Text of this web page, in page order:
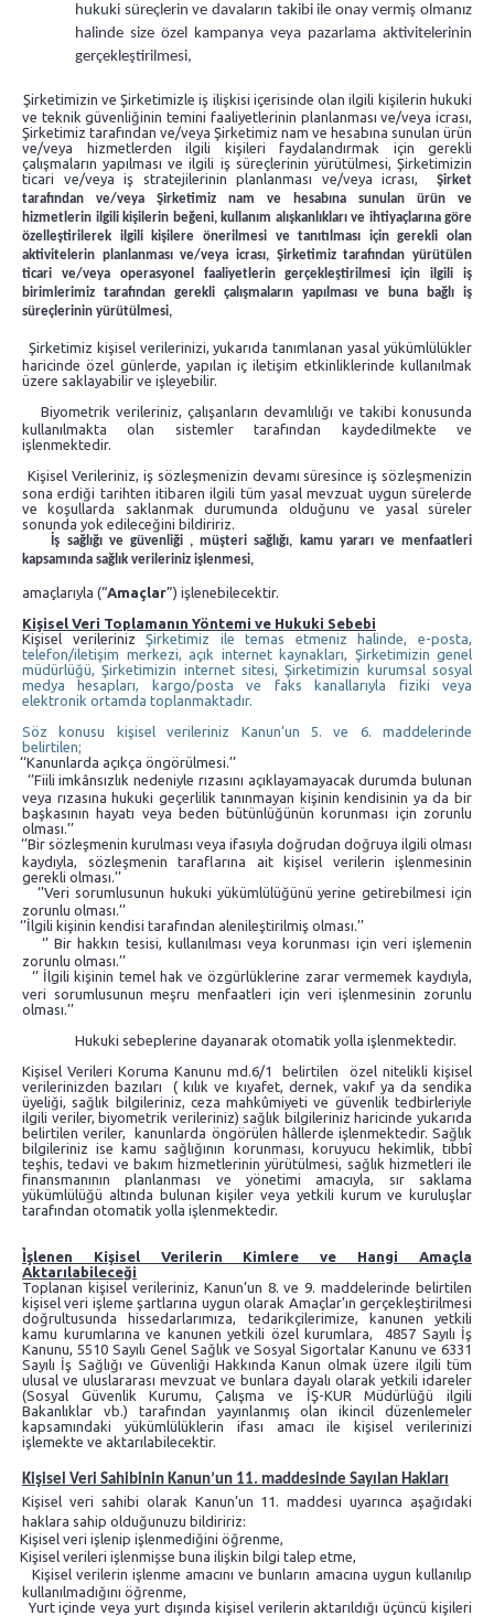
hukuki süreçlerin ve davaların takibi ile onay vermiş olmanız
halinde size özel kampanya veya pazarlama aktivitelerinin
gerçekleştirilmesi,
Şirketimizin ve Şirketimizle iş ilişkisi içerisinde olan ilgili kişilerin hukuki
ve teknik güvenliğinin temini faaliyetlerinin planlanması ve/veya icrası,
Şirketimiz tarafından ve/veya Şirketimiz nam ve hesabına sunulan ürün
ve/veya hizmetlerden ilgili kişileri faydalandırmak için gerekli
çalışmaların yapılması ve ilgili iş süreçlerinin yürütülmesi, Şirketimizin
ticari ve/veya iş stratejilerinin planlanması ve/veya icrası, Şirket
tarafından ve/veya Şirketimiz nam ve hesabına sunulan ürün ve
hizmetlerin ilgili kişilerin beğeni, kullanım alışkanlıkları ve ihtiyaçlarına göre
özelleştirilerek ilgili kişilere önerilmesi ve tanıtılması için gerekli olan
aktivitelerin planlanması ve/veya icrası, Şirketimiz tarafından yürütülen
ticari ve/veya operasyonel faaliyetlerin gerçekleştirilmesi için ilgili iş
birimlerimiz tarafından gerekli çalışmaların yapılması ve buna bağlı iş
süreçlerinin yürütülmesi,
Şirketimiz kişisel verilerinizi, yukarıda tanımlanan yasal yükümlülükler
haricinde özel günlerde, yapılan iç iletişim etkinliklerinde kullanılmak
üzere saklayabilir ve işleyebilir.
Biyometrik verileriniz, çalışanların devamlılığı ve takibi konusunda
kullanılmakta olan sistemler tarafından kaydedilmekte ve
işlenmektedir.
Kişisel Verileriniz, iş sözleşmenizin devamı süresince iş sözleşmenizin
sona erdiği tarihten itibaren ilgili tüm yasal mevzuat uygun sürelerde
ve koşullarda saklanmak durumunda olduğunu ve yasal süreler
sonunda yok edileceğini bildiririz.
İş sağlığı ve güvenliği , müşteri sağlığı, kamu yararı ve menfaatleri
kapsamında sağlık verileriniz işlenmesi,
amaçlarıyla (“Amaçlar”) işlenebilecektir.
Kişisel Veri Toplamanın Yöntemi ve Hukuki Sebebi
Kişisel verileriniz Şirketimiz ile temas etmeniz halinde, e-posta,
telefon/iletişim merkezi, açık internet kaynakları, Şirketimizin genel
müdürlüğü, Şirketimizin internet sitesi, Şirketimizin kurumsal sosyal
medya hesapları, kargo/posta ve faks kanallarıyla fiziki veya
elektronik ortamda toplanmaktadır.
Söz konusu kişisel verileriniz Kanun’un 5. ve 6. maddelerinde
belirtilen;
‘‘Kanunlarda açıkça öngörülmesi.’’
‘’Fiili imkânsızlık nedeniyle rızasını açıklayamayacak durumda bulunan
veya rızasına hukuki geçerlilik tanınmayan kişinin kendisinin ya da bir
başkasının hayatı veya beden bütünlüğünün korunması için zorunlu
olması.’’
‘’Bir sözleşmenin kurulması veya ifasıyla doğrudan doğruya ilgili olması
kaydıyla, sözleşmenin taraflarına ait kişisel verilerin işlenmesinin
gerekli olması.’’
‘’Veri sorumlusunun hukuki yükümlülüğünü yerine getirebilmesi için
zorunlu olması.’’
‘’İlgili kişinin kendisi tarafından alenileştirilmiş olması.’’
‘’ Bir hakkın tesisi, kullanılması veya korunması için veri işlemenin
zorunlu olması.’’
‘’ İlgili kişinin temel hak ve özgürlüklerine zarar vermemek kaydıyla,
veri sorumlusunun meşru menfaatleri için veri işlenmesinin zorunlu
olması.’’
Hukuki sebeplerine dayanarak otomatik yolla işlenmektedir.
Kişisel Verileri Koruma Kanunu md.6/1 belirtilen özel nitelikli kişisel
verilerinizden bazıları ( kılık ve kıyafet, dernek, vakıf ya da sendika
üyeliği, sağlık bilgileriniz, ceza mahkûmiyeti ve güvenlik tedbirleriyle
ilgili veriler, biyometrik verileriniz) sağlık bilgileriniz haricinde yukarıda
belirtilen veriler, kanunlarda öngörülen hâllerde işlenmektedir. Sağlık
bilgileriniz ise kamu sağlığının korunması, koruyucu hekimlik, tıbbî
teşhis, tedavi ve bakım hizmetlerinin yürütülmesi, sağlık hizmetleri ile
finansmanının planlanması ve yönetimi amacıyla, sır saklama
yükümlülüğü altında bulunan kişiler veya yetkili kurum ve kuruluşlar
tarafından otomatik yolla işlenmektedir.
İşlenen Kişisel Verilerin Kimlere ve Hangi Amaçla
Aktarılabileceği
Toplanan kişisel verileriniz, Kanun’un 8. ve 9. maddelerinde belirtilen
kişisel veri işleme şartlarına uygun olarak Amaçlar’ın gerçekleştirilmesi
doğrultusunda hissedarlarımıza, tedarikçilerimize, kanunen yetkili
kamu kurumlarına ve kanunen yetkili özel kurumlara, 4857 Sayılı İş
Kanunu, 5510 Sayılı Genel Sağlık ve Sosyal Sigortalar Kanunu ve 6331
Sayılı İş Sağlığı ve Güvenliği Hakkında Kanun olmak üzere ilgili tüm
ulusal ve uluslararası mevzuat ve bunlara dayalı olarak yetkili idareler
(Sosyal Güvenlik Kurumu, Çalışma ve İŞ-KUR Müdürlüğü ilgili
Bakanlıklar vb.) tarafından yayınlanmış olan ikincil düzenlemeler
kapsamındaki yükümlülüklerin ifası amacı ile kişisel verilerinizi
işlemekte ve aktarılabilecektir.
Kişisel Veri Sahibinin Kanun’un 11. maddesinde Sayılan Hakları
Kişisel veri sahibi olarak Kanun’un 11. maddesi uyarınca aşağıdaki
haklara sahip olduğunuzu bildiririz:
Kişisel veri işlenip işlenmediğini öğrenme,
Kişisel verileri işlenmişse buna ilişkin bilgi talep etme,
Kişisel verilerin işlenme amacını ve bunların amacına uygun kullanılıp
kullanılmadığını öğrenme,
Yurt içinde veya yurt dışında kişisel verilerin aktarıldığı üçüncü kişileri